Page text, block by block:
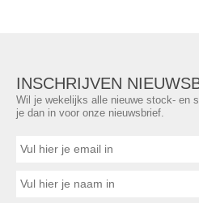
INSCHRIJVEN
Wil je wekelijks alle nieuwe stock- en
je dan in voor onze nieuwsbrief.